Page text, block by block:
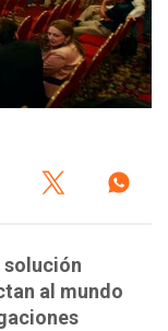
solución
al mundo